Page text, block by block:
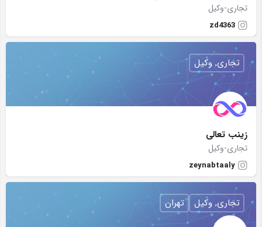
تجاری-وکیل
zd4363
زینب تعالی
تجاری-وکیل
zeynabtaaly
تجاری, وکیل
تجاری, وکیل تهران